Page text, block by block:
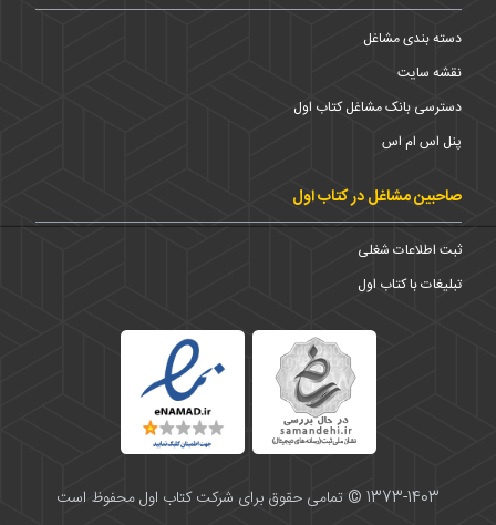
دسته بندی مشاغل
نقشه سایت
دسترسی بانک مشاغل کتاب اول
پنل اس ام اس
صاحبین مشاغل در کتاب اول
ثبت اطلاعات شغلی
تبلیغات با کتاب اول
1373-1403 © تمامی حقوق برای شرکت کتاب اول محفوظ است